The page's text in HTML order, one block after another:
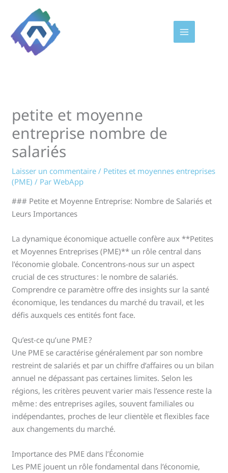
contenu
petite et moyenne
entreprise nombre de
salariés
Laisser un commentaire / Petites et moyennes entreprises
(PME) / ParWebApp
### Petite et Moyenne Entreprise: Nombre de Salariés et
Leurs Importances
La dynamique économique actuelle confère aux **Petites
et Moyennes Entreprises (PME)** un rôle central dans
l’économie globale. Concentrons-nous sur un aspect
crucial de ces structures : le nombre de salariés.
Comprendre ce paramètre offre des insights sur la santé
économique, les tendances du marché du travail, et les
défis auxquels ces entités font face.
Qu’est-ce qu’une PME ?
Une PME se caractérise généralement par son nombre
restreint de salariés et par un chiffre d’affaires ou un bilan
annuel ne dépassant pas certaines limites. Selon les
régions, les critères peuvent varier mais l’essence reste la
même : des entreprises agiles, souvent familiales ou
indépendantes, proches de leur clientèle et flexibles face
aux changements du marché.
Importance des PME dans l’Économie
Les PME jouent un rôle fondamental dans l’économie,